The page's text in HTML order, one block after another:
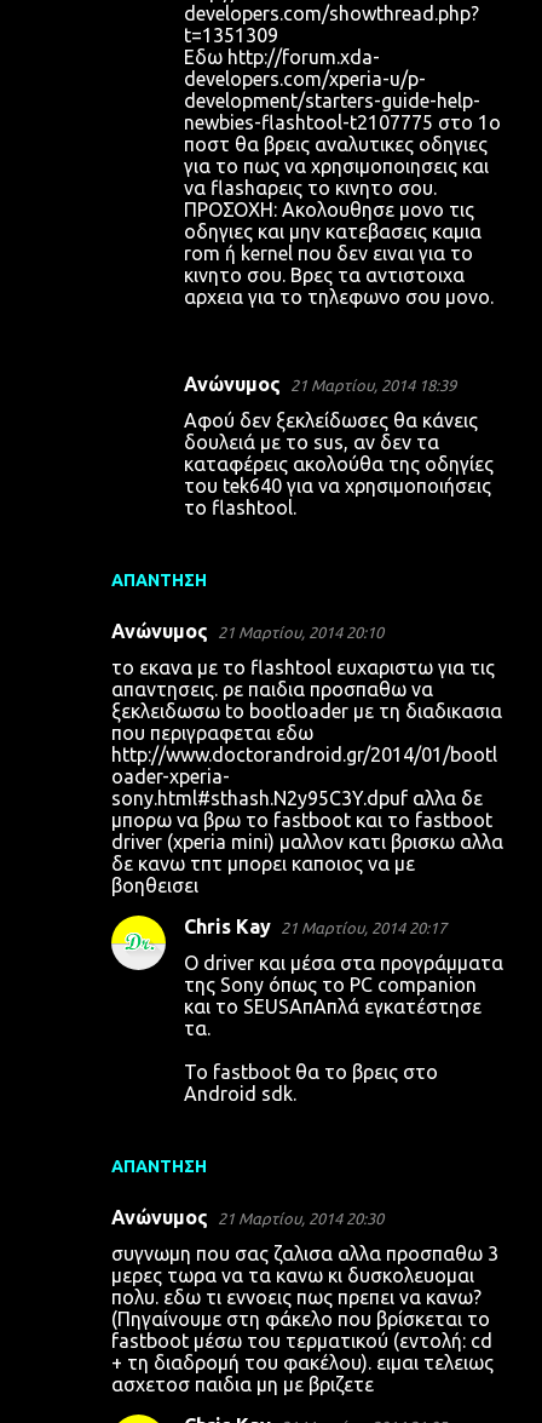
ΑΠΆΝΤΗΣΗ
developers.com/showthread.php?
t=1351309
Εδω http://forum.xda-
developers.com/xperia-u/p-
development/starters-guide-help-
newbies-flashtool-t2107775 στο 1ο
ποστ θα βρεις αναλυτικες οδηγιες
για το πως να χρησιμοποιησεις και
να flashαρεις το κινητο σου.
ΠΡΟΣΟΧΗ: Ακολουθησε μονο τις
οδηγιες και μην κατεβασεις καμια
rom ή kernel που δεν ειναι για το
κινητο σου. Βρες τα αντιστοιχα
αρχεια για το τηλεφωνο σου μονο.
Ανώνυμος 21 Μαρτίου, 2014 18:39
Αφού δεν ξεκλείδωσες θα κάνεις
δουλειά με το sus, αν δεν τα
καταφέρεις ακολούθα της οδηγίες
του tek640 για να χρησιμοποιήσεις
το flashtool.
Ανώνυμος 21 Μαρτίου, 2014 20:10
το εκανα με το flashtool ευχαριστω για τις
απαντησεις. ρε παιδια προσπαθω να
ξεκλειδωσω to bootloader με τη διαδικασια
που περιγραφεται εδω
http://www.doctorandroid.gr/2014/01/bootl
oader-xperia-
sony.html#sthash.N2y95C3Y.dpuf αλλα δε
μπορω να βρω το fastboot και το fastboot
driver (xperia mini) μαλλον κατι βρισκω αλλα
δε κανω τπτ μπορει καποιος να με
βοηθεισει
ΑΠΆΝΤΗΣΗ
Chris Kay 21 Μαρτίου, 2014 20:17
Ο driver και μέσα στα προγράμματα
της Sony όπως το PC companion
και το SEUSΑπΑπλά εγκατέστησε
τα.
Το fastboot θα το βρεις στο
Android sdk.
Ανώνυμος 21 Μαρτίου, 2014 20:30
συγνωμη που σας ζαλισα αλλα προσπαθω 3
μερες τωρα να τα κανω κι δυσκολευομαι
πολυ. εδω τι εννοεις πως πρεπει να κανω?
(Πηγαίνουμε στη φάκελο που βρίσκεται το
fastboot μέσω του τερματικού (εντολή: cd
+ τη διαδρομή του φακέλου). ειμαι τελειως
ασχετοσ παιδια μη με βριζετε